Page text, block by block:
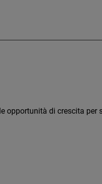
opportunità di crescita